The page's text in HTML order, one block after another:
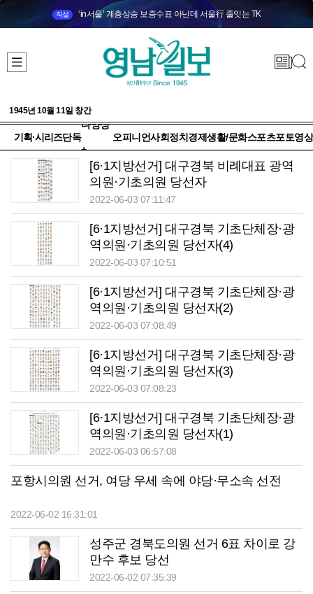
직설 ‘in서울’ 계층상승 보증수표 아닌데 서울行 줄잇는 TK
1945년 10월 11일 창간
기획·시리즈단독
다양성
+
오피니언사회정치 경제생활/문화스포츠포토영상
[6·1지방선거] 대구경북 비례대표 광역
의원·기초의원 당선자
2022-06-03 07:11:47
[6·1지방선거] 대구경북 기초단체장·광
역의원·기초의원 당선자(4)
2022-06-03 07:10:51
[6·1지방선거] 대구경북 기초단체장·광
역의원·기초의원 당선자(2)
2022-06-03 07:08:49
[6·1지방선거] 대구경북 기초단체장·광
역의원·기초의원 당선자(3)
2022-06-03 07:08:23
[6·1지방선거] 대구경북 기초단체장·광
역의원·기초의원 당선자(1)
2022-06-03 06:57:08
포항시의원 선거, 여당 우세 속에 야당·무소속 선전
2022-06-02 16:31:01
성주군 경북도의원 선거 6표 차이로 강
만수 후보 당선
2022-06-02 07:35:39